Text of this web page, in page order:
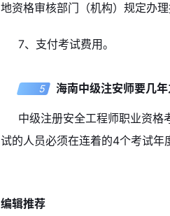
地资格审核部门（机构）规定办理
7、支付考试费用。
5 海南中级注安师要几
中级注册安全工程师职业资
试的人员必须在连着的4个考试年
编辑推荐